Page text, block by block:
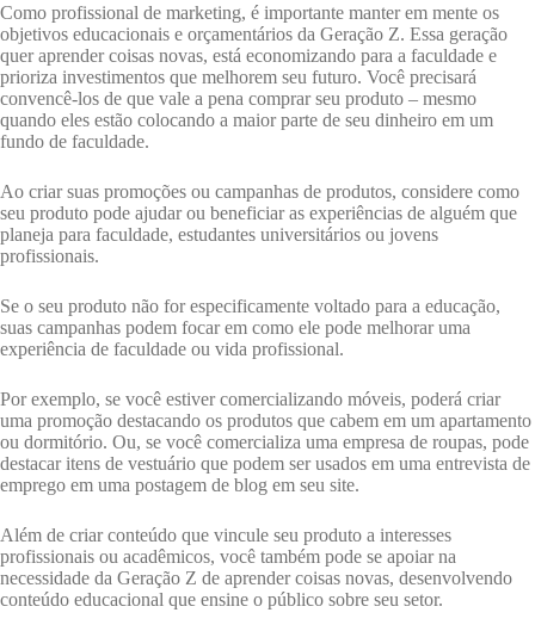
Como profissional de marketing, é importante manter em mente os
objetivos educacionais e orçamentários da Geração Z. Essa geração
quer aprender coisas novas, está economizando para a faculdade e
prioriza investimentos que melhorem seu futuro. Você precisará
convencê-los de que vale a pena comprar seu produto – mesmo
quando eles estão colocando a maior parte de seu dinheiro em um
fundo de faculdade.
Ao criar suas promoções ou campanhas de produtos, considere como
seu produto pode ajudar ou beneficiar as experiências de alguém que
planeja para faculdade, estudantes universitários ou jovens
profissionais.
Se o seu produto não for especificamente voltado para a educação,
suas campanhas podem focar em como ele pode melhorar uma
experiência de faculdade ou vida profissional.
Por exemplo, se você estiver comercializando móveis, poderá criar
uma promoção destacando os produtos que cabem em um apartamento
ou dormitório. Ou, se você comercializa uma empresa de roupas, pode
destacar itens de vestuário que podem ser usados ​​em uma entrevista de
emprego em uma postagem de blog em seu site.
Além de criar conteúdo que vincule seu produto a interesses
profissionais ou acadêmicos, você também pode se apoiar na
necessidade da Geração Z de aprender coisas novas, desenvolvendo
conteúdo educacional que ensine o público sobre seu setor.